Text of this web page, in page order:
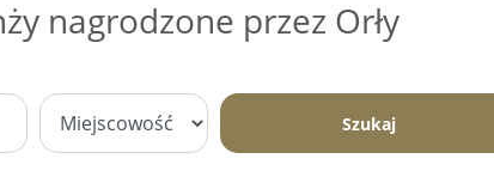
nagrodzone przez Orły
Szukaj